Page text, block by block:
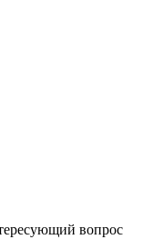
вопрос